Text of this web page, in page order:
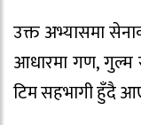
उक्त अभ्यासमा
आधारमा गण, गुल्म
टिम सहभागी हुँदै